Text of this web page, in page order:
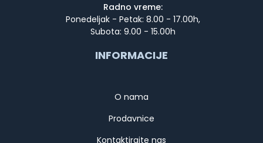
Radno vreme:
Ponedeljak - Petak: 8.00 - 17.00h,
Subota: 9.00 - 15.00h
INFORMACIJE
O nama
Prodavnice
Kontaktirajte nas